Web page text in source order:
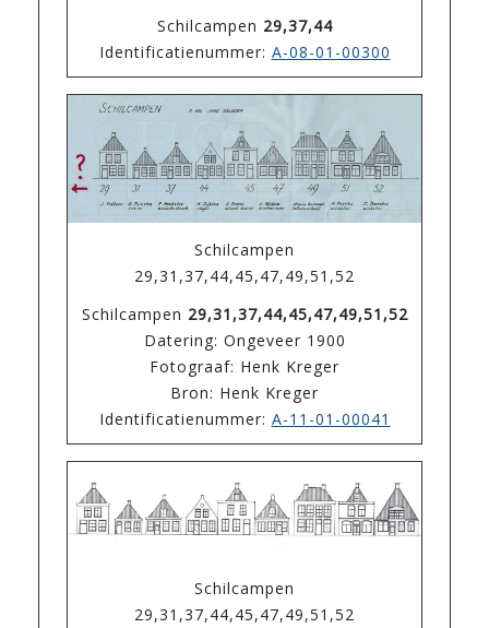
Schilcampen 29,37,44
Identificatienummer: A-08-01-00300
Schilcampen
29,31,37,44,45,47,49,51,52
Schilcampen 29,31,37,44,45,47,49,51,52
Datering: Ongeveer 1900
Fotograaf: Henk Kreger
Bron: Henk Kreger
Identificatienummer: A-11-01-00041
Schilcampen
29,31,37,44,45,47,49,51,52